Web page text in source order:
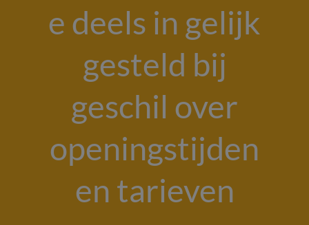
e deels in gelijk
gesteld bij
geschil over
openingstijden
en tarieven